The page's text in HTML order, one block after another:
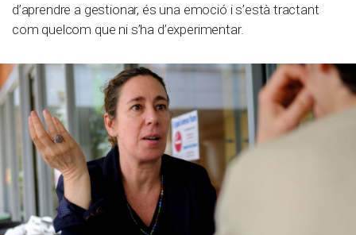
d’aprendre a gestionar, és una emoció i s’està tractant
com quelcom que ni s’ha d’experimentar.